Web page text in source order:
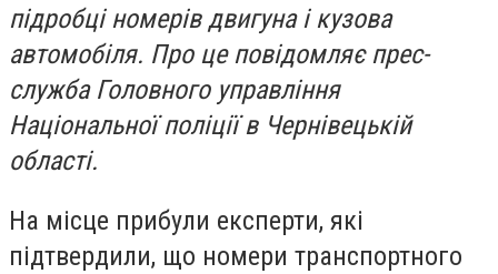
підробці номерів двигуна і кузова
автомобіля. Про це повідомляє прес-
служба Головного управління
Національної поліції в Чернівецькій
області.
На місце прибули експерти, які
підтвердили, що номери транспортного